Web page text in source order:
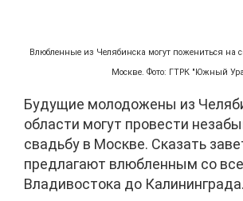
Влюбленные из Челябинска могут пожениться на
Москве. Фото: ГТРК "Южный
Будущие молодожены из
области могут провести
свадьбу в Москве. Сказать
предлагают влюбленным со
Владивостока до Калининграда.